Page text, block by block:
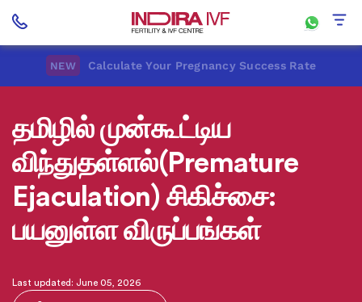
NEW Calculate Your Pregnancy Success Rate
தமிழில் முன்கூட்டிய
விந்துதள்ளல்(Premature
Ejaculation) சிகிச்சை:
பயனுள்ள விருப்பங்கள்
Last updated: June 05, 2026